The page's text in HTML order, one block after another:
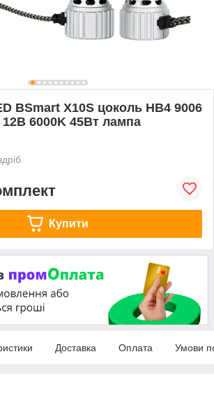
BSmart X10S цоколь HB4 9006
6000K 45Вт лампа
Купити
Доставка Оплата Умови